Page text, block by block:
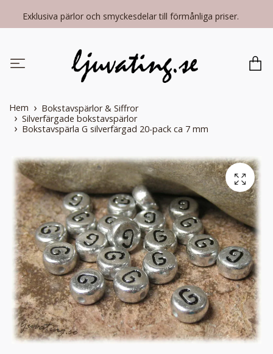
Exklusiva pärlor och smyckesdelar till förmånliga priser.
Hem
Bokstavspärlor & Siffror
Silverfärgade bokstavspärlor
Bokstavspärla G silverfärgad 20-pack ca 7 mm